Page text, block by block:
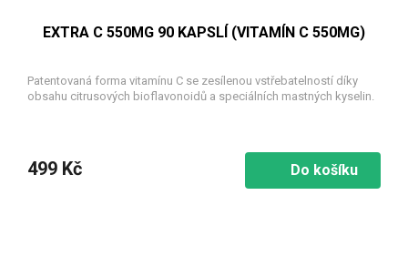
EXTRA C 550MG 90 KAPSLÍ (VITAMÍN C 550MG)
Patentovaná forma vitamínu C se zesílenou vstřebatelností díky
obsahu citrusových bioflavonoidů a speciálních mastných kyselin.
499 Kč Do košíku